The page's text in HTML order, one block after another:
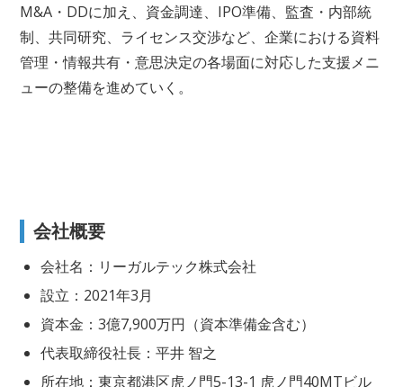
M&A・DDに加え、資金調達、IPO準備、監査・内部統
制、共同研究、ライセンス交渉など、企業における資料
管理・情報共有・意思決定の各場面に対応した支援メニ
ューの整備を進めていく。
会社概要
会社名：リーガルテック株式会社
設立：2021年3月
資本金：3億7,900万円（資本準備金含む）
代表取締役社長：平井 智之
所在地：東京都港区虎ノ門5-13-1 虎ノ門40MTビル